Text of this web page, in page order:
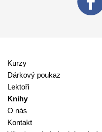
Kurzy
Dárkový poukaz
Lektoři
Knihy
O nás
Kontakt